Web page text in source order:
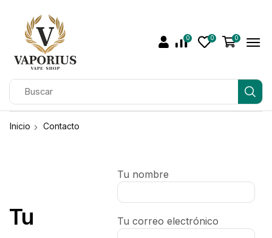
0 0 0
Inicio Contacto
Tu
Tu nombre
Tu correo electrónico